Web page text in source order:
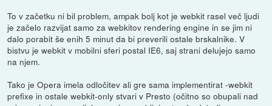
To v začetku ni bil problem, ampak bolj kot je webkit rasel več ljudi
je začelo razvijat samo za webkitov rendering engine in se jim ni
dalo porabit še enih 5 minut da bi preverili ostale brskalnike. V
bistvu je webkit v mobilni sferi postal IE6, saj strani delujejo samo
na njem.
Tako je Opera imela odločitev ali gre sama implementirat -webkit
prefixe in ostale webkit-only stvari v Presto (očitno so obupali nad